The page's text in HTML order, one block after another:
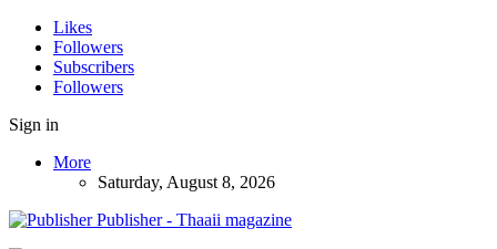
Likes
Followers
Subscribers
Followers
Sign in
More
Saturday, August 8, 2026
Publisher - Thaaii magazine